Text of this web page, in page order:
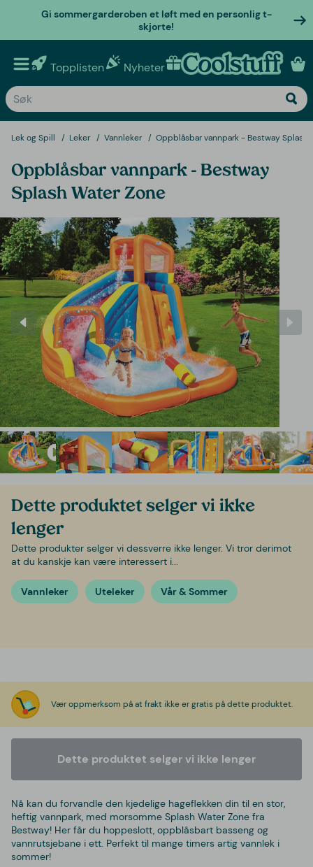
Gi sommergarderoben et løft med en personlig t-
skjorte!
Topplisten Nyheter Personlige gaver
Lek og Spill Leker Vannleker Oppblåsbar vannpark - Bestway Splash
Oppblåsbar vannpark - Bestway
Splash Water Zone
Dette produktet selger vi ikke
lenger
Dette produkter selger vi dessverre ikke lenger. Vi tror derimot
at du kanskje kan være interessert i...
Vannleker Uteleker Vår & Sommer
Vær oppmerksom på at frakt ikke er gratis på dette produktet.
Dette produktet selger vi ikke lenger
Nå kan du forvandle den kjedelige hageflekken din til en stor,
heftig vannpark, med morsomme Splash Water Zone fra
Bestway! Her får du hoppeslott, oppblåsbart basseng og
vannrutsjebane i ett. Perfekt til mange timers artig vannlek i
sommer!